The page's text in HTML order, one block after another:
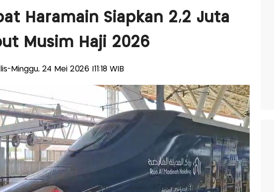
Haramain Siapkan 2,2 Juta
Musim Haji 2026
Minggu, 24 Mei 2026 |11:18 WIB